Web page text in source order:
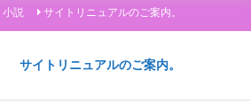
小説 サイトリニュアルのご案内。
サイトリニュアルのご案内。